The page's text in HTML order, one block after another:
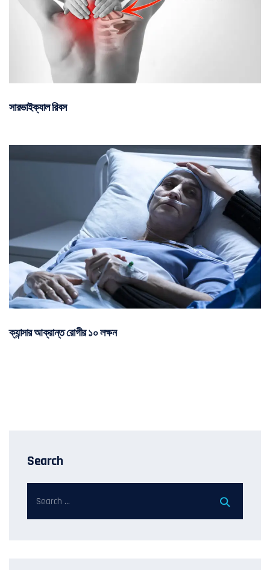
সারভাইক্যাল রিবস
ক্যান্সার আক্রান্ত রোগীর ১০ লক্ষন
Search